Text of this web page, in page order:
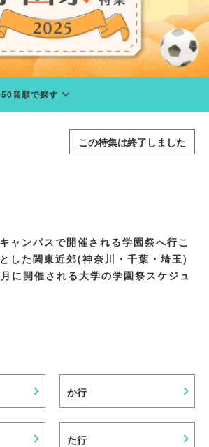
音順で探す
この特集は終了しました
ャンパスで開催される学園祭へ行こ
した関東近郊(神奈川・千葉・埼玉)
に開催される大学の学園祭スケジュ
か行
た行